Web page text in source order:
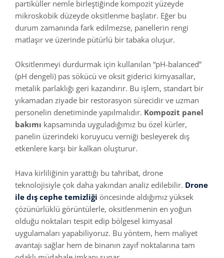
partiküller nemle birleştiğinde kompozit yüzeyde
mikroskobik düzeyde oksitlenme başlatır. Eğer bu
durum zamanında fark edilmezse, panellerin rengi
matlaşır ve üzerinde pütürlü bir tabaka oluşur.
Oksitlenmeyi durdurmak için kullanılan “pH-balanced”
(pH dengeli) pas sökücü ve oksit giderici kimyasallar,
metalik parlaklığı geri kazandırır. Bu işlem, standart bir
yıkamadan ziyade bir restorasyon sürecidir ve uzman
personelin denetiminde yapılmalıdır. Kompozit panel
bakımı kapsamında uyguladığımız bu özel kürler,
panelin üzerindeki koruyucu verniği besleyerek dış
etkenlere karşı bir kalkan oluşturur.
Hava kirliliğinin yarattığı bu tahribat, drone
teknolojisiyle çok daha yakından analiz edilebilir. Drone
ile dış cephe temizliği öncesinde aldığımız yüksek
çözünürlüklü görüntülerle, oksitlenmenin en yoğun
olduğu noktaları tespit edip bölgesel kimyasal
uygulamaları yapabiliyoruz. Bu yöntem, hem maliyet
avantajı sağlar hem de binanın zayıf noktalarına tam